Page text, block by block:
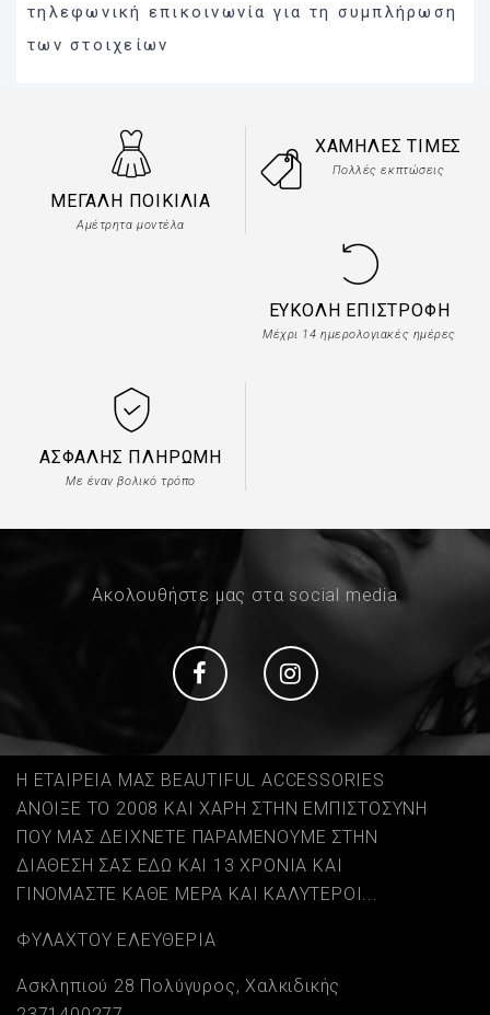
τηλεφωνική επικοινωνία για τη συμπλήρωση
των στοιχείων
ΜΕΓΆΛΗ ΠΟΙΚΙΛΊΑ
Αμέτρητα μοντέλα
ΧΑΜΗΛΈΣ ΤΙΜΈΣ
Πολλές εκπτώσεις
ΕΎΚΟΛΗ ΕΠΙΣΤΡΟΦΉ
Μέχρι 14 ημερολογιακές ημέρες
ΑΣΦΑΛΉΣ ΠΛΗΡΩΜΉ
Με έναν βολικό τρόπο
Ακολουθήστε μας στα social media
Social Social
Η ΕΤΑΙΡΕΙΑ ΜΑΣ BEAUTIFUL ACCESSORIES
ΑΝΟΙΞΕ ΤΟ 2008 ΚΑΙ ΧΑΡΗ ΣΤΗΝ ΕΜΠΙΣΤΟΣΥΝΗ
ΠΟΥ ΜΑΣ ΔΕΙΧΝΕΤΕ ΠΑΡΑΜΕΝΟΥΜΕ ΣΤΗΝ
ΔΙΑΘΕΣΗ ΣΑΣ ΕΔΩ ΚΑΙ 13 ΧΡΟΝΙΑ ΚΑΙ
ΓΙΝΟΜΑΣΤΕ ΚΑΘΕ ΜΕΡΑ ΚΑΙ ΚΑΛΥΤΕΡΟΙ...
ΦΥΛΑΧΤΟΥ ΕΛΕΥΘΕΡΙΑ
Ασκληπιού 28 Πολύγυρος, Χαλκιδικής